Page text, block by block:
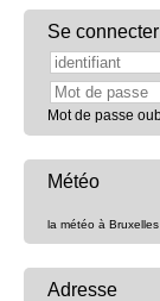
Se connecter
Mot de passe
Météo
la météo à Bruxelles
Adresse